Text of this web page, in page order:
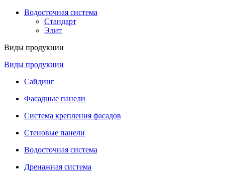
Водосточная система
Стандарт
Элит
Виды продукции
Виды продукции
Сайдинг
Фасадные панели
Система крепления фасадов
Стеновые панели
Водосточная система
Дренажная система